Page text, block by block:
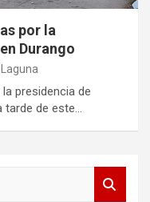
por la
Durango
presidencia de
tarde de este…